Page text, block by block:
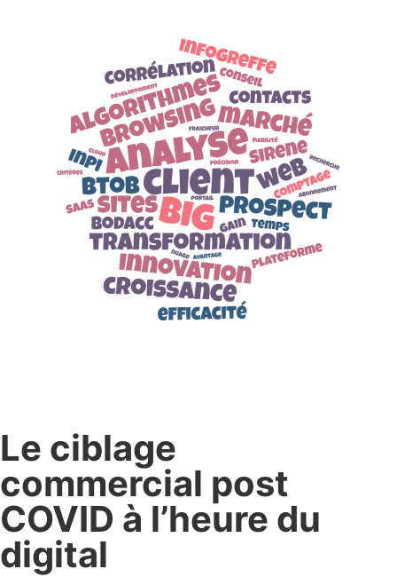
Le ciblage
commercial post
COVID à l’heure du
digital